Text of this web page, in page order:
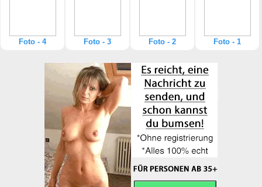
Foto - 4 Foto - 3 Foto - 2 Foto - 1